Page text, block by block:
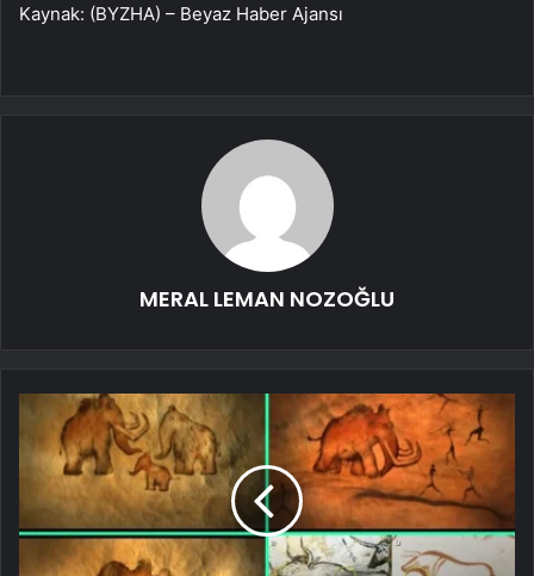
Kaynak: (BYZHA) – Beyaz Haber Ajansı
MERAL LEMAN NOZOĞLU